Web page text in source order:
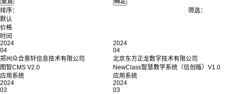
排序：
默认
价格
时间
筛选：
2024
04
郑州众合景轩信息技术有限公司
图智CMS V2.0
应用系统
2024
04
北京东方正龙数字技术有限公司
NewClass智慧教学系统（信创版）V1.0
应用系统
2024
03
2024
03